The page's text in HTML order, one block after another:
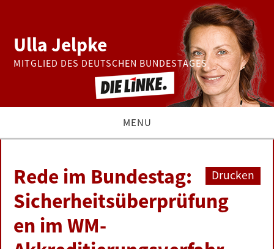
Ulla Jelpke
MITGLIED DES DEUTSCHEN BUNDESTAGES
MENU
BUNDESTAG
PRESSE
Drucken
Rede im Bundestag:
Sicherheitsüberprüfung
en im WM-